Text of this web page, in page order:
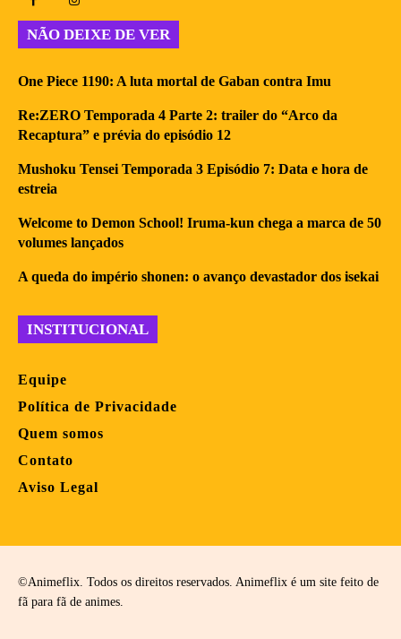
NÃO DEIXE DE VER
One Piece 1190: A luta mortal de Gaban contra Imu
Re:ZERO Temporada 4 Parte 2: trailer do “Arco da
Recaptura” e prévia do episódio 12
Mushoku Tensei Temporada 3 Episódio 7: Data e hora de
estreia
Welcome to Demon School! Iruma-kun chega a marca de 50
volumes lançados
A queda do império shonen: o avanço devastador dos isekai
INSTITUCIONAL
Equipe
Política de Privacidade
Quem somos
Contato
Aviso Legal
©Animeflix. Todos os direitos reservados. Animeflix é um site feito de
fã para fã de animes.